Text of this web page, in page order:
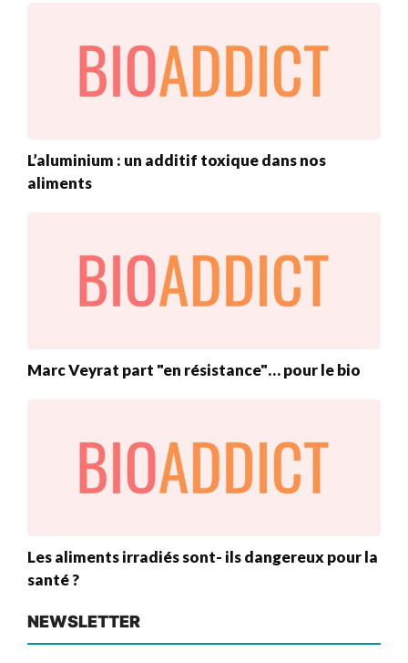
L’aluminium : un additif toxique dans nos
aliments
Marc Veyrat part "en résistance"… pour le bio
Les aliments irradiés sont- ils dangereux pour la
santé ?
NEWSLETTER